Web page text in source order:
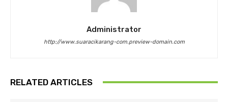
Administrator
http://www.suaracikarang-com.preview-domain.com
RELATED ARTICLES